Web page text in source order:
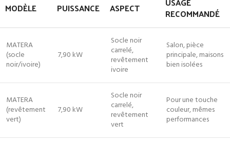
MODÈLE PUISSANCE ASPECT RECOMMANDÉ
MATERA
(socle
noir/ivoire)
7,90 kW
Socle noir
carrelé,
revêtement
ivoire
Salon, pièce
principale, maisons
bien isolées
MATERA
(revêtement
vert)
7,90 kW
Socle noir
carrelé,
revêtement
vert
Pour une touche
couleur, mêmes
performances